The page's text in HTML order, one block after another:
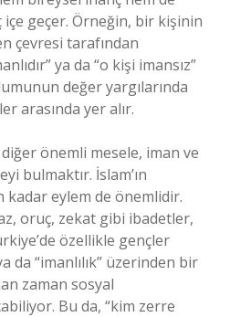
geçer. Örneğin, bir kişinin
çevresi tarafından
ya da “o kişi imansız”
değer yargılarında
arasında yer alır.
önemli mesele, iman ve
bulmaktır. İslam’ın
eylem de önemlidir.
oruç, zekat gibi ibadetler,
özellikle gençler
da “imanlılık” üzerinden bir
zaman sosyal
Bu da, “kim zerre